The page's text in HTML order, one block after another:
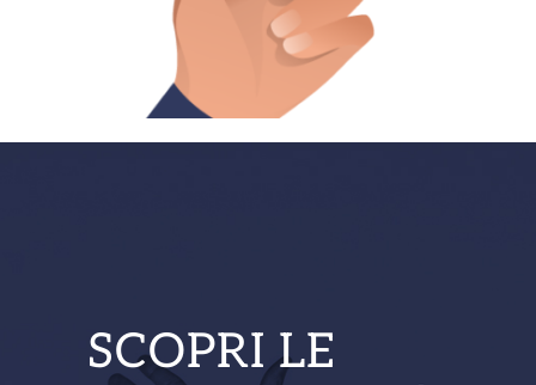
SCOPRI LE